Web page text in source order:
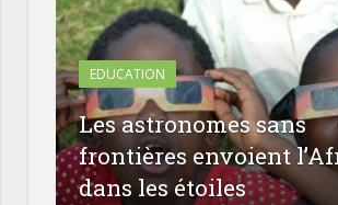
EDUCATION
Les astronomes sans
frontières envoient
dans les étoiles